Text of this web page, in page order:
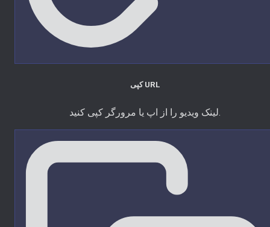
کپی URL
لینک ویدیو را از اپ یا مرورگر کپی کنید.